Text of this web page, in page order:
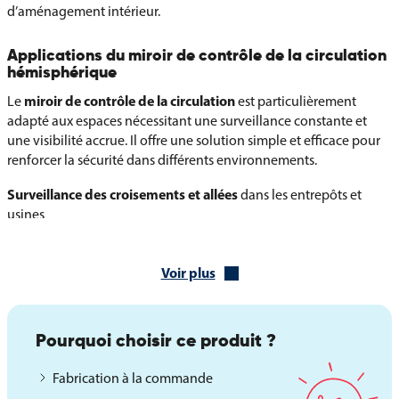
d’aménagement intérieur.
Applications du miroir de contrôle de la circulation
hémisphérique
Le miroir de contrôle de la circulationest particulièrement
adapté aux espaces nécessitant une surveillance constante et
une visibilité accrue. Il offre une solution simple et efficace pour
renforcer la sécurité dans différents environnements.
Surveillance des croisements et alléesdans les entrepôts et
usines
Réduction des angles mortsdans les zones de circulation
de piétons et d’engins de manutention
pour allier sécurité et
Voir plus
Pourquoi choisir ce produit ?
Fabrication à la commande